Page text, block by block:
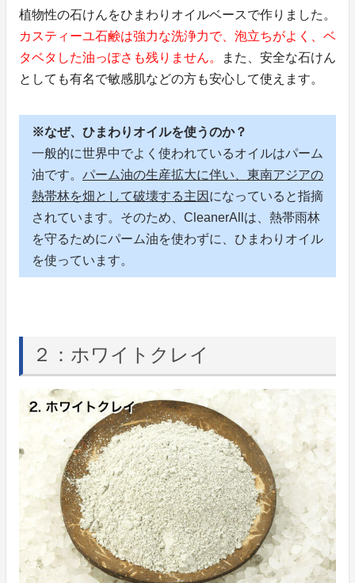
植物性の石けんをひまわりオイルベースで作りました。
カスティーユ石鹸は強力な洗浄力で、泡立ちがよく、ベ
タベタした油っぽさも残りません。
また、安全な石けん
としても有名で敏感肌などの方も安心して使えます。
※なぜ、ひまわりオイルを使うのか？
一般的に世界中でよく使われているオイルはパーム
油です。 パーム油の生産拡大に伴い、東南アジアの
熱帯林を畑として破壊する主因 になっていると指摘
されています。そのため、CleanerAllは、熱帯雨林
を守るためにパーム油を使わずに、ひまわりオイル
を使っています。
２：ホワイトクレイ